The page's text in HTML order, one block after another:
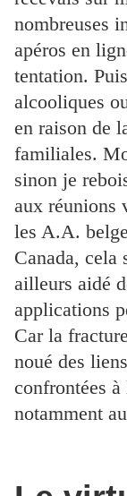
nombreuses
apéros en
tentation.
alcooliques
en raison de
familiales.
sinon je
aux réunions
les A.A.
Canada, cela
ailleurs aidé
applications
Car la
noué des
confrontées à
notamment